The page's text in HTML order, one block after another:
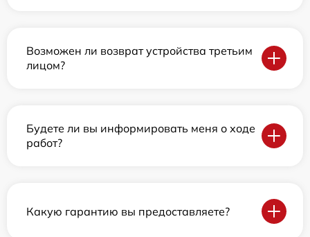
Возможен ли возврат устройства третьим
лицом?
Будете ли вы информировать меня о ходе
работ?
Какую гарантию вы предоставляете?